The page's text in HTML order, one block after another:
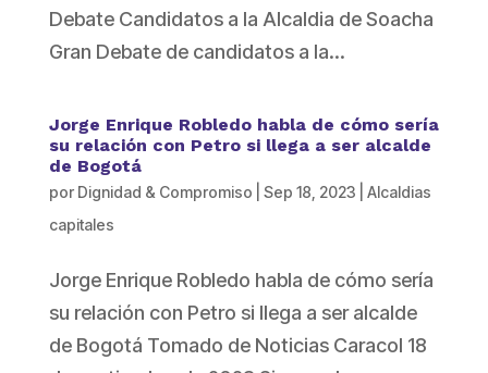
Debate Candidatos a la Alcaldia de Soacha
Gran Debate de candidatos a la...
Jorge Enrique Robledo habla de cómo sería
su relación con Petro si llega a ser alcalde
de Bogotá
por Dignidad & Compromiso Sep 18, 2023
Alcaldias
capitales
Jorge Enrique Robledo habla de cómo sería
su relación con Petro si llega a ser alcalde
de Bogotá Tomado de Noticias Caracol 18